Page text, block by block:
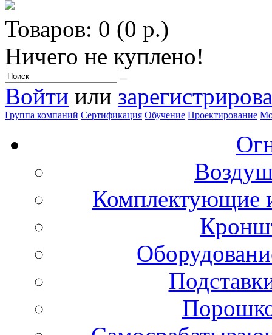
Товаров: 0 (0 р.)
Ничего не куплено!
Войти или
Группа компаний Сертификация Обучение Проектирование
Комплектующие